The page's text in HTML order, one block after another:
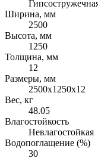
Ширина, мм
2500
Высота, мм
1250
Толщина, мм
12
Размеры, мм
2500х1250х12
Вес, кг
48.05
Влагостойкость
Невлагостойкая
Водопоглащение (%)
30